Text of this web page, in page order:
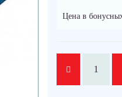
Цена в